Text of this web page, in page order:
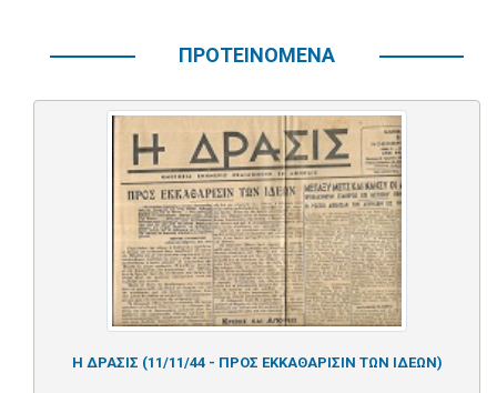
ΠΡΟΤΕΙΝΟΜΕΝΑ
Η ΔΡΑΣΙΣ (11/11/44 - ΠΡΟΣ ΕΚΚΑΘΑΡΙΣΙΝ ΤΩΝ ΙΔΕΩΝ)